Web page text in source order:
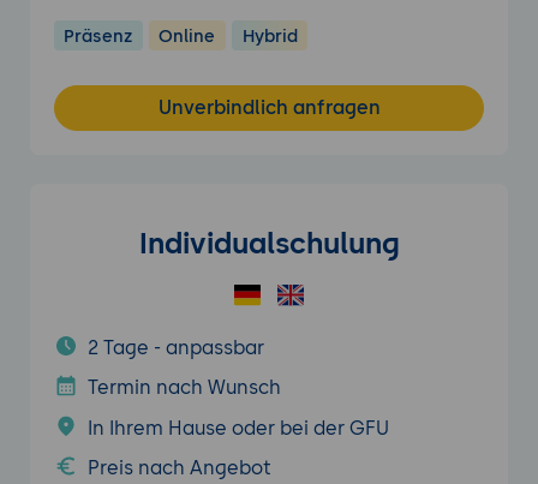
Präsenz Online Hybrid
Unverbindlich anfragen
Individualschulung
2 Tage - anpassbar
Termin nach Wunsch
In Ihrem Hause oder bei der GFU
Preis nach Angebot